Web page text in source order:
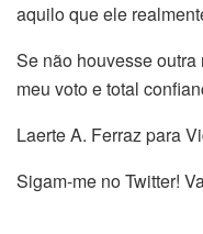
aquilo que ele
Se não houvesse
meu voto e total
Laerte A. Ferraz para
Sigam-me no Twitter!